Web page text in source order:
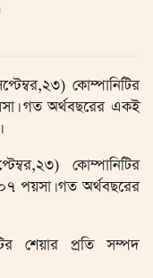
কোম্পানিটির
গত অর্থবছরের একই
কোম্পানিটির
পয়সা। গত অর্থবছরের
শেয়ার প্রতি সম্পদ